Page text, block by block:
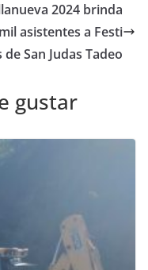
2024 brinda
asistentes a Festi
San Judas Tadeo
gustar